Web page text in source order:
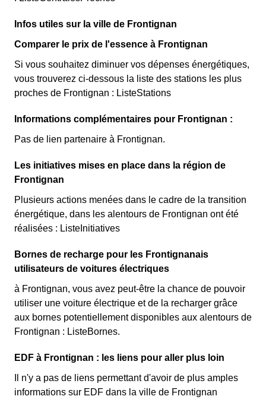
Infos utiles sur la ville de Frontignan
Comparer le prix de l'essence à Frontignan
Si vous souhaitez diminuer vos dépenses énergétiques,
vous trouverez ci-dessous la liste des stations les plus
proches de Frontignan : ListeStations
Informations complémentaires pour Frontignan :
Pas de lien partenaire à Frontignan.
Les initiatives mises en place dans la région de
Frontignan
Plusieurs actions menées dans le cadre de la transition
énergétique, dans les alentours de Frontignan ont été
réalisées : ListeInitiatives
Bornes de recharge pour les Frontignanais
utilisateurs de voitures électriques
à Frontignan, vous avez peut-être la chance de pouvoir
utiliser une voiture électrique et de la recharger grâce
aux bornes potentiellement disponibles aux alentours de
Frontignan : ListeBornes.
EDF à Frontignan : les liens pour aller plus loin
Il n'y a pas de liens permettant d'avoir de plus amples
informations sur EDF dans la ville de Frontignan